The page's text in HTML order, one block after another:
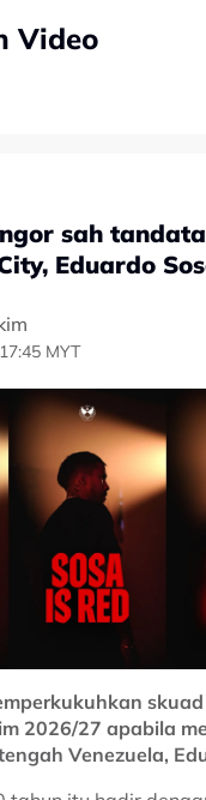
Video
sah
Eduardo
MYT
2026/27 apabila
Venezuela,